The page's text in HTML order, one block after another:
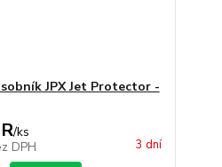
JPX Jet Protector -
/ks
DPH 3 dní